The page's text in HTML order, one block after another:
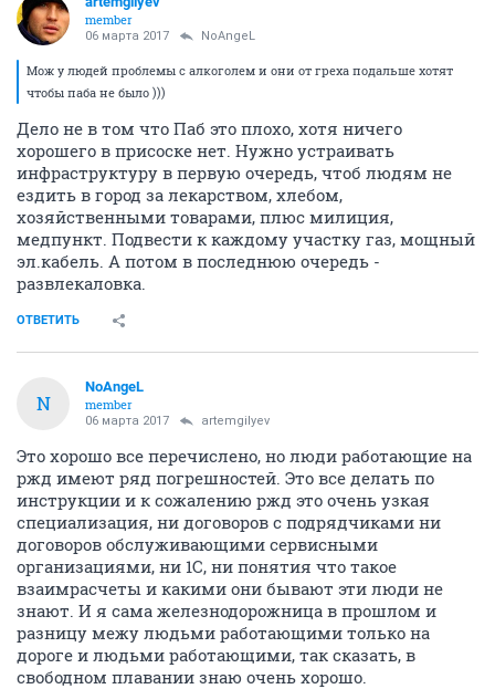
member
06 марта 2017 NoAngeL
Мож у людей проблемы с алкоголем и они от греха подальше хотят
чтобы паба не было )))
Дело не в том что Паб это плохо, хотя ничего
хорошего в присоске нет. Нужно устраивать
инфраструктуру в первую очередь, чтоб людям не
ездить в город за лекарством, хлебом,
хозяйственными товарами, плюс милиция,
медпункт. Подвести к каждому участку газ, мощный
эл.кабель. А потом в последнюю очередь -
развлекаловка.
ОТВЕТИТЬ
N
NoAngeL
member
06 марта 2017 artemgilyev
Это хорошо все перечислено, но люди работающие на
ржд имеют ряд погрешностей. Это все делать по
инструкции и к сожалению ржд это очень узкая
специализация, ни договоров с подрядчиками ни
договоров обслуживающими сервисными
организациями, ни 1С, ни понятия что такое
взаимрасчеты и какими они бывают эти люди не
знают. И я сама железнодорожница в прошлом и
разницу межу людьми работающими только на
дороге и людьми работающими, так сказать, в
свободном плавании знаю очень хорошо.